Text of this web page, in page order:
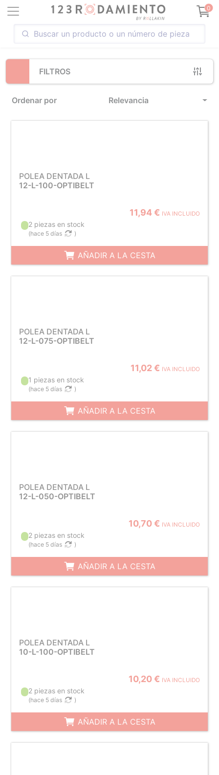
0
FILTROS
Ordenar por Relevancia
Loading...
POLEA DENTADA L
12-L-100-OPTIBELT
11,94 € IVA INCLUIDO
2 piezas en stock
(hace 5 días )
AÑADIR A LA CESTA
POLEA DENTADA L
12-L-075-OPTIBELT
11,02 € IVA INCLUIDO
1 piezas en stock
(hace 5 días )
AÑADIR A LA CESTA
POLEA DENTADA L
12-L-050-OPTIBELT
10,70 € IVA INCLUIDO
2 piezas en stock
(hace 5 días )
AÑADIR A LA CESTA
POLEA DENTADA L
10-L-100-OPTIBELT
10,20 € IVA INCLUIDO
2 piezas en stock
(hace 5 días )
AÑADIR A LA CESTA